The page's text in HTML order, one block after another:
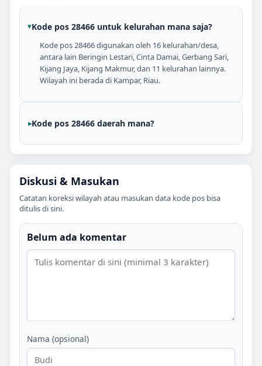
Kode pos 28466 untuk kelurahan mana saja?
Kode pos 28466 digunakan oleh 16 kelurahan/desa,
antara lain Beringin Lestari, Cinta Damai, Gerbang Sari,
Kijang Jaya, Kijang Makmur, dan 11 kelurahan lainnya.
Wilayah ini berada di Kampar, Riau.
Kode pos 28466 daerah mana?
Diskusi & Masukan
Catatan koreksi wilayah atau masukan data kode pos bisa
ditulis di sini.
Belum ada komentar
Nama (opsional)